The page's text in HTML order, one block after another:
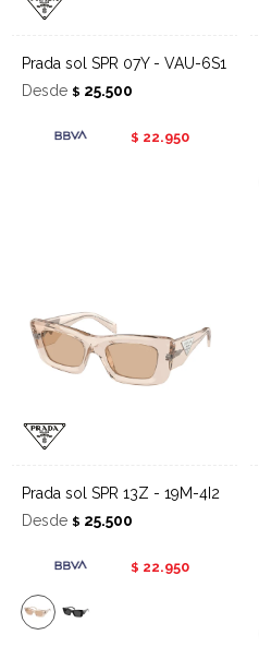
Prada sol SPR 07Y - VAU-6S1
Desde $ 25.500
$ 22.950
Prada sol SPR 13Z - 19M-4I2
Desde $ 25.500
$ 22.950